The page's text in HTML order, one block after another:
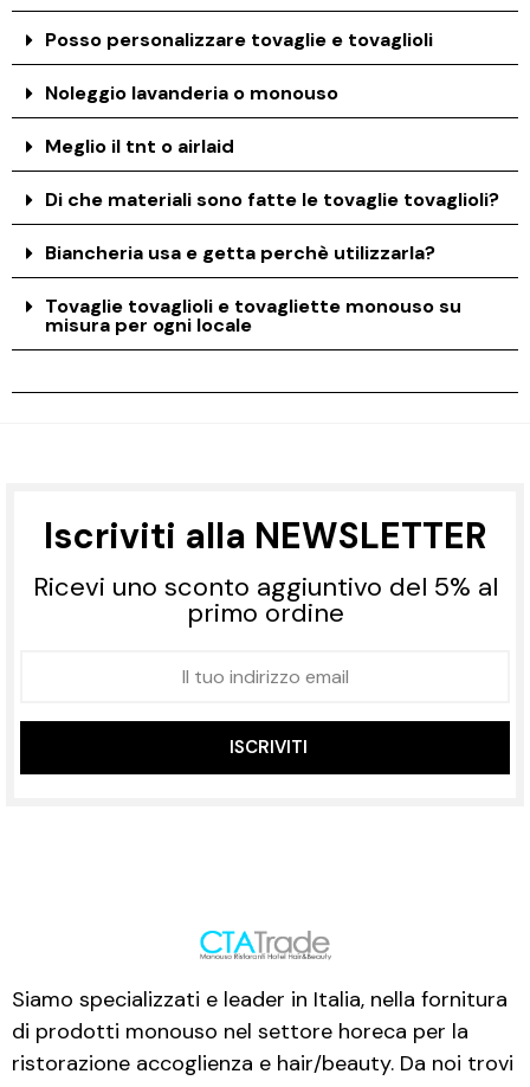
Posso personalizzare tovaglie e tovaglioli
Noleggio lavanderia o monouso
Meglio il tnt o airlaid
Di che materiali sono fatte le tovaglie tovaglioli?
Biancheria usa e getta perchè utilizzarla?
Tovaglie tovaglioli e tovagliette monouso su
misura per ogni locale
Iscriviti alla NEWSLETTER
Ricevi uno sconto aggiuntivo del 5% al
primo ordine
ISCRIVITI
Siamo specializzati e leader in Italia, nella fornitura
di prodotti monouso nel settore horeca per la
ristorazione accoglienza e hair/beauty. Da noi trovi